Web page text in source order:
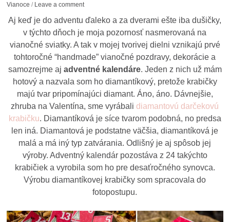
Vianoce / Leave a comment
Aj keď je do adventu ďaleko a za dverami ešte iba dušičky,
v týchto dňoch je moja pozornosť nasmerovaná na
vianočné sviatky. A tak v mojej tvorivej dielni vznikajú prvé
tohtoročné “handmade” vianočné pozdravy, dekorácie a
samozrejme aj adventné kalendáre. Jeden z nich už mám
hotový a nazvala som ho diamantíkový, pretože krabičky
majú tvar pripomínajúci diamant. Áno, áno. Dávnejšie,
zhruba na Valentína, sme vyrábalidiamantovú darčekovú
krabičku. Diamantíková je síce tvarom podobná, no predsa
len iná. Diamantová je podstatne väčšia, diamantíková je
malá a má iný typ zatvárania. Odlišný je aj spôsob jej
výroby. Adventný kalendár pozostáva z 24 takýchto
krabičiek a vyrobila som ho pre desaťročného synovca.
Výrobu diamantíkovej krabičky som spracovala do
fotopostupu.